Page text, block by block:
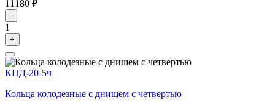
11180 ₽
-
1
+
КЦД-20-5ч
Кольца колодезные с днищем с четвертью